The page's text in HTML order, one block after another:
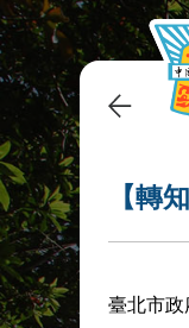
【轉
臺北市